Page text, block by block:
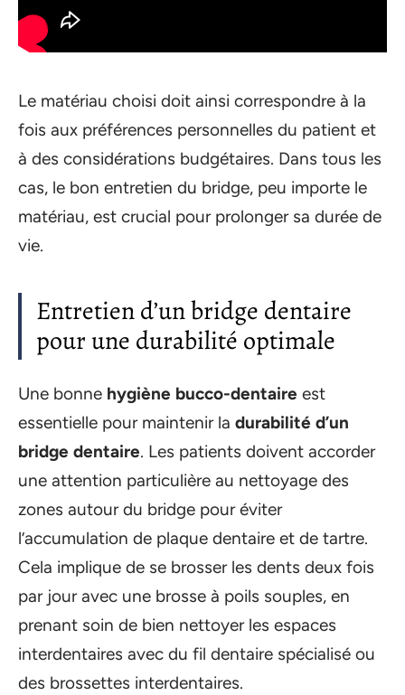
Le matériau choisi doit ainsi correspondre à la
fois aux préférences personnelles du patient et
à des considérations budgétaires. Dans tous les
cas, le bon entretien du bridge, peu importe le
matériau, est crucial pour prolonger sa durée de
vie.
Entretien d’un bridge dentaire
pour une durabilité optimale
Une bonne hygiène bucco-dentaire est
essentielle pour maintenir la durabilité d’un
bridge dentaire. Les patients doivent accorder
une attention particulière au nettoyage des
zones autour du bridge pour éviter
l’accumulation de plaque dentaire et de tartre.
Cela implique de se brosser les dents deux fois
par jour avec une brosse à poils souples, en
prenant soin de bien nettoyer les espaces
interdentaires avec du fil dentaire spécialisé ou
des brossettes interdentaires.